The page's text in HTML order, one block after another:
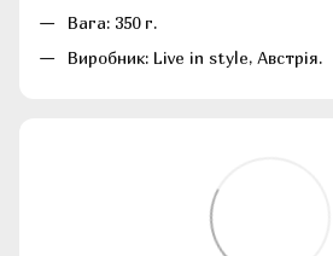
Вага: 350 г.
Виробник: Live in style, Австрія.